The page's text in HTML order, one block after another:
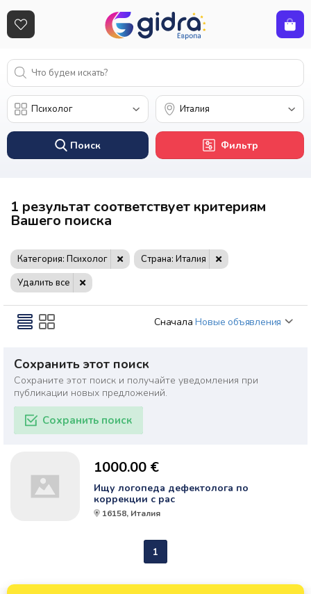
Поиск Фильтр
1 результат соответствует критериям
Вашего поиска
Категория: Психолог
Страна: Италия
Удалить все
Сначала Новые объявления
Сохранить этот поиск
Сохраните этот поиск и получайте уведомления при
публикации новых предложений.
Сохранить поиск
1000.00 €
Ищу логопеда дефектолога по
коррекции с рас
16158, Италия
1